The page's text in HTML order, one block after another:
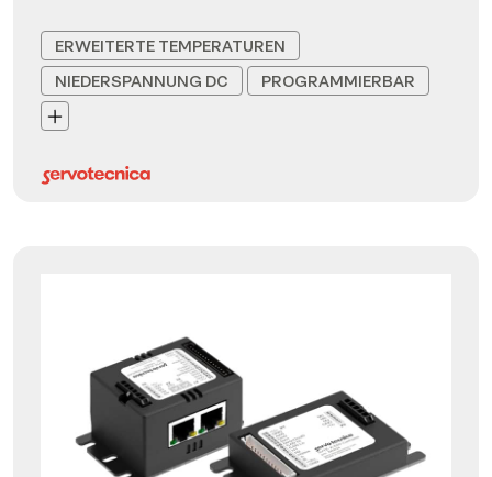
ERWEITERTE TEMPERATUREN
NIEDERSPANNUNG DC
PROGRAMMIERBAR